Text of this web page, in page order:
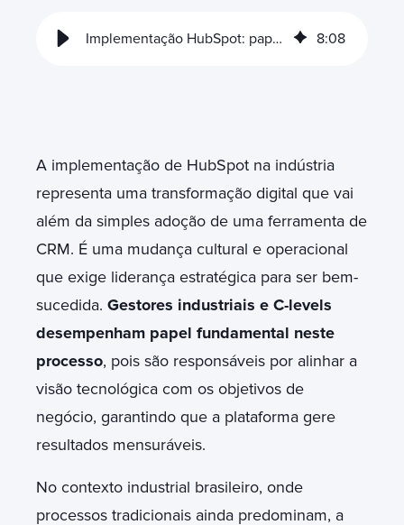
Implementação HubSpot: papel decisivo da liderança na indústria 8:08
A implementação de HubSpot na indústria
representa uma transformação digital que vai
além da simples adoção de uma ferramenta de
CRM. É uma mudança cultural e operacional
que exige liderança estratégica para ser bem-
sucedida. Gestores industriais e C-levels
desempenham papel fundamental neste
processo, pois são responsáveis por alinhar a
visão tecnológica com os objetivos de
negócio, garantindo que a plataforma gere
resultados mensuráveis.
No contexto industrial brasileiro, onde
processos tradicionais ainda predominam, a